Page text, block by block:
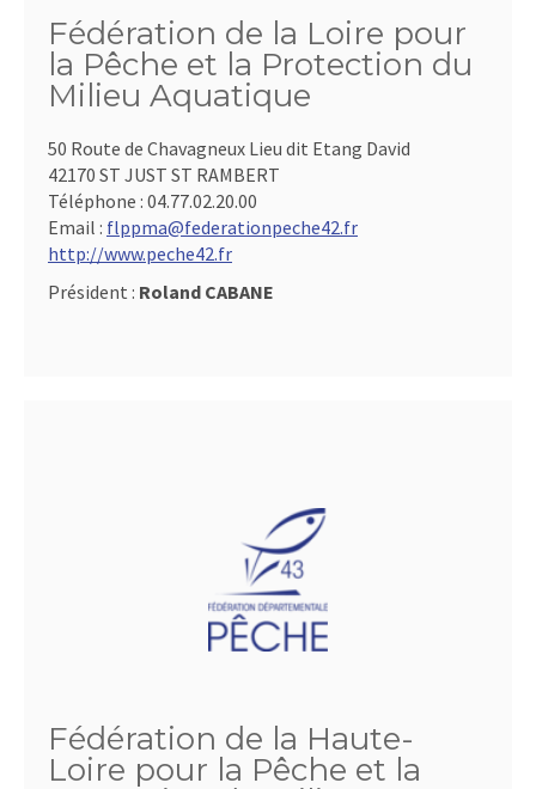
Fédération de la Loire pour
la Pêche et la Protection du
Milieu Aquatique
50 Route de Chavagneux Lieu dit Etang David
42170 ST JUST ST RAMBERT
Téléphone : 04.77.02.20.00
Email : flppma@federationpeche42.fr
http://www.peche42.fr
Président : Roland CABANE
Fédération de la Haute-
Loire pour la Pêche et la